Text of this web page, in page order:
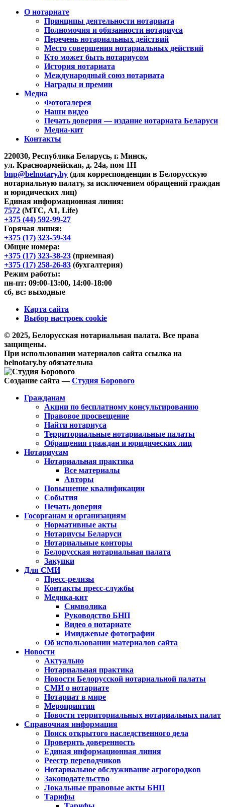
О нотариате
Принципы деятельности нотариата
Полномочия и обязанности нотариуса
Перечень нотариальных действий
Место совершения нотариальных действий
Кто может быть нотариусом
История нотариата
Международный союз нотариата
Награды и премии
Медиа
Фотогалерея
Наши видео
Печать доверия — издание нотариата Беларуси
Медиа-кит
Контакты
220030, Республика Беларусь, г. Минск,
ул. Красноармейская, д. 24а, пом 1Н
bnp@belnotary.by (для корреспонденции в Белорусскую
нотариальную палату, за исключением обращений граждан
и юридических лиц)
Единая информационная линия:
7572 (МТС, A1, Life)
+375 (44) 592-99-27
Горячая линия:
+375 (17) 323-59-34
Общие номера:
+375 (17) 323-38-23 (приемная)
+375 (17) 258-26-83 (бухгалтерия)
Режим работы:
пн-пт: 09:00-13:00, 14:00-18:00
сб, вс: выходные
Карта сайта
Выбор настроек cookie
© 2025, Белорусская нотариальная палата. Все права
защищены.
При использовании материалов сайта ссылка на
belnotary.by обязательна
Создание сайта —Студия Борового
Гражданам
Акции по бесплатному консультированию
Правовое просвещение
Найти нотариуса
Территориальные нотариальные палаты
Обращения граждан и юридических лиц
Нотариусам
Нотариальная практика
Все материалы
Авторы
Повышение квалификации
События
Печать доверия
Госорганам и организациям
Нормативные акты
Нотариусы Беларуси
Нотариальные конторы
Белорусская нотариальная палата
Закупки
Для СМИ
Пресс-релизы
Контакты пресс-службы
Медика-кит
Символика
Руководство БНП
Видео о нотариате
Имиджевые фотографии
Об использовании материалов сайта
Новости
Актуально
Нотариальная практика
Новости Белорусской нотариальной палаты
СМИ о нотариате
Нотариат в мире
Мероприятия
Новости территориальных нотариальных палат
Справочная информация
Поиск открытого наследственного дела
Проверить доверенность
Единая информационная линия
Реестр переводчиков
Нотариальное обслуживание агрогородков
Законодательство
Локальные правовые акты БНП
Тарифы